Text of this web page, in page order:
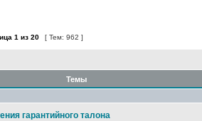
1 из 20 [ Тем: 962 ]
Темы
гарантийного талона